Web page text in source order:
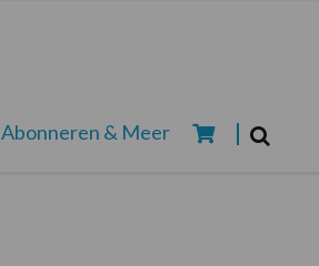
Abonneren & Meer